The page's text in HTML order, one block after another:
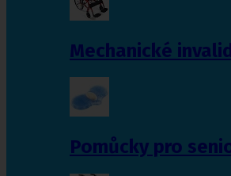
Mechanické
Pomůcky pro